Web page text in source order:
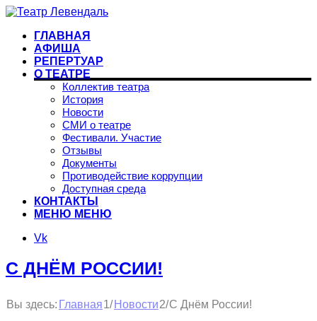
ГЛАВНАЯ
АФИША
РЕПЕРТУАР
О ТЕАТРЕ
Коллектив театра
История
Новости
СМИ о театре
Фестивали. Участие
Отзывы
Документы
Противодействие коррупции
Доступная среда
КОНТАКТЫ
МЕНЮ МЕНЮ
Vk
С ДНЁМ РОССИИ!
Вы здесь: Главная1/ Новости2/С Днём России!